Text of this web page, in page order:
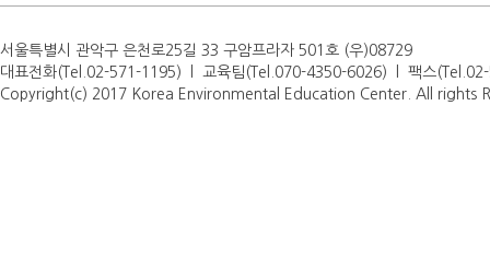
서울특별시 관악구 은천로25길 33 구암프라자 501호 (우)08729
대표전화(Tel.02-571-1195) l 교육팀(Tel.070-4350-6026) l 팩스
Copyright(c) 2017 Korea Environmental Education Center. All rights